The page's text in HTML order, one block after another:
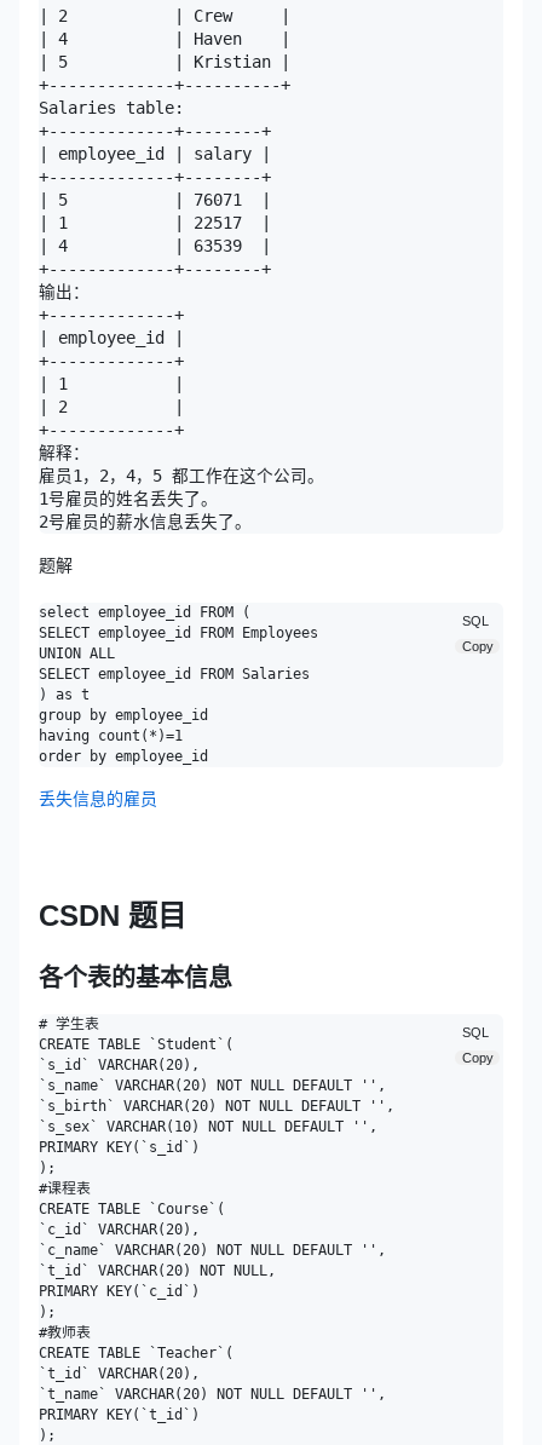
| 2           | Crew     |
| 4           | Haven    |
| 5           | Kristian |
+-------------+----------+
Salaries table:
+-------------+--------+
| employee_id | salary |
+-------------+--------+
| 5           | 76071  |
| 1           | 22517  |
| 4           | 63539  |
+-------------+--------+
输出：
+-------------+
| employee_id |
+-------------+
| 1           |
| 2           |
+-------------+
解释：
雇员1，2，4，5 都工作在这个公司。
1号雇员的姓名丢失了。
题解
select employee_id FROM (
SELECT employee_id FROM Employees
UNION ALL
SELECT employee_id FROM Salaries
) as t
group by employee_id
having count(*)=1
SQL
Copy
丢失信息的雇员
CSDN 题目
各个表的基本信息
# 学生表
CREATE TABLE `Student`(
`s_id` VARCHAR(20),
`s_name` VARCHAR(20) NOT NULL DEFAULT '',
`s_birth` VARCHAR(20) NOT NULL DEFAULT '',
`s_sex` VARCHAR(10) NOT NULL DEFAULT '',
PRIMARY KEY(`s_id`)
);
#课程表
CREATE TABLE `Course`(
`c_id` VARCHAR(20),
`c_name` VARCHAR(20) NOT NULL DEFAULT '',
`t_id` VARCHAR(20) NOT NULL,
PRIMARY KEY(`c_id`)
);
#教师表
CREATE TABLE `Teacher`(
`t_id` VARCHAR(20),
`t_name` VARCHAR(20) NOT NULL DEFAULT '',
PRIMARY KEY(`t_id`)
);
SQL
Copy